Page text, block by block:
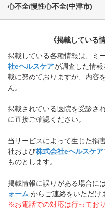
心不全/慢性心不全(中津市)
《掲載している
掲載している各種情報は、ミ
社eヘルスケアが調査した情
載に努めておりますが、内容
ん。
掲載されている医院を受診さ
に直接ご確認ください。
当サービスによって生じた損
社および株式会社eヘルスケア
ものとします。
掲載情報に誤りがある場合に
ォーム からご連絡をいただけ
※お電話での対応は行ってお